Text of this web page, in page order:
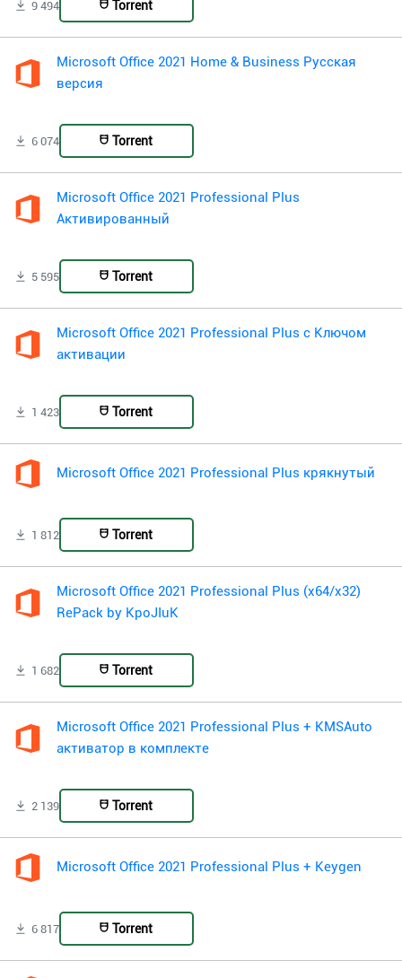
9 494 Torrent
Microsoft Office 2021 Home & Business Русская
версия
6 074 Torrent
Microsoft Office 2021 Professional Plus
Активированный
5 595 Torrent
Microsoft Office 2021 Professional Plus с Ключом
активации
1 423 Torrent
Microsoft Office 2021 Professional Plus крякнутый
1 812 Torrent
Microsoft Office 2021 Professional Plus (x64/x32)
RePack by KpoJIuK
1 682 Torrent
Microsoft Office 2021 Professional Plus + KMSAuto
активатор в комплекте
2 139 Torrent
Microsoft Office 2021 Professional Plus + Keygen
6 817 Torrent